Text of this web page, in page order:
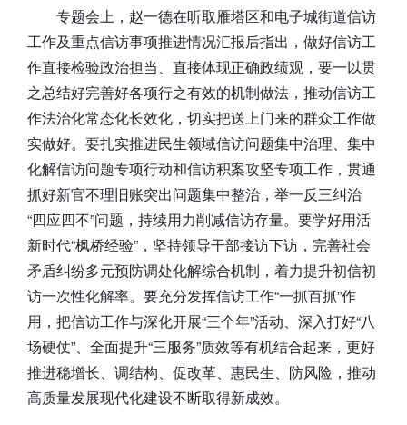
专题会上，赵一德在听取雁塔区和电子城街道信访
工作及重点信访事项推进情况汇报后指出，做好信访工
作直接检验政治担当、直接体现正确政绩观，要一以贯
之总结好完善好各项行之有效的机制做法，推动信访工
作法治化常态化长效化，切实把送上门来的群众工作做
实做好。要扎实推进民生领域信访问题集中治理、集中
化解信访问题专项行动和信访积案攻坚专项工作，贯通
抓好新官不理旧账突出问题集中整治，举一反三纠治
“四应四不”问题，持续用力削减信访存量。要学好用活
新时代“枫桥经验”，坚持领导干部接访下访，完善社会
矛盾纠纷多元预防调处化解综合机制，着力提升初信初
访一次性化解率。要充分发挥信访工作“一抓百抓”作
用，把信访工作与深化开展“三个年”活动、深入打好“八
场硬仗”、全面提升“三服务”质效等有机结合起来，更好
推进稳增长、调结构、促改革、惠民生、防风险，推动
高质量发展现代化建设不断取得新成效。